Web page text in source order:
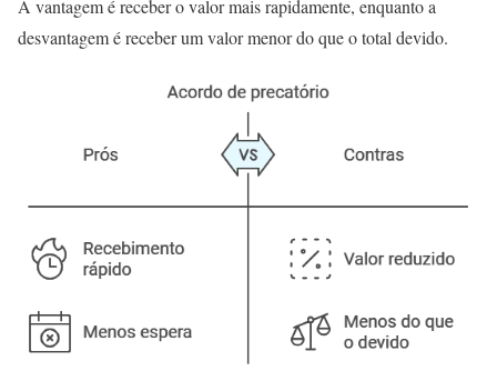
A vantagem é receber o valor mais rapidamente, enquanto a
desvantagem é receber um valor menor do que o total devido.